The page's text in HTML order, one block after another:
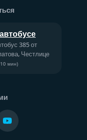
385 от
Честлице
мин)